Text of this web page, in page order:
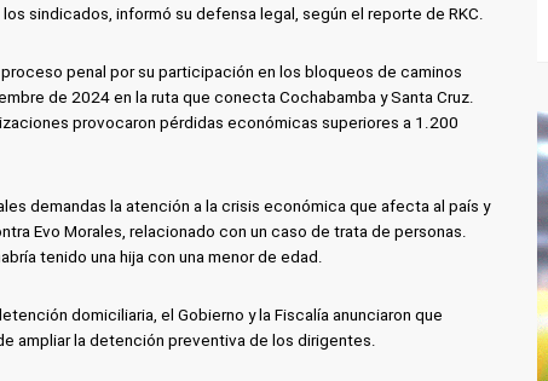
sindicados, informó su defensa legal, según el reporte de RKC.
penal por su participación en los bloqueos de caminos
de 2024 en la ruta que conecta Cochabamba y Santa Cruz.
provocaron pérdidas económicas superiores a 1.200
demandas la atención a la crisis económica que afecta al país y
Evo Morales, relacionado con un caso de trata de personas.
tenido una hija con una menor de edad.
domiciliaria, el Gobierno y la Fiscalía anunciaron que
ampliar la detención preventiva de los dirigentes.